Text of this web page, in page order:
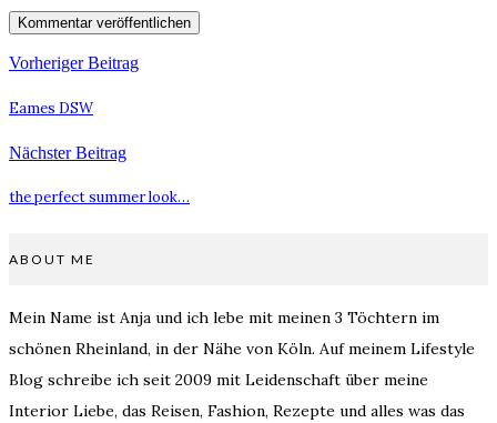
Vorheriger Beitrag
Eames DSW
Nächster Beitrag
the perfect summer look…
ABOUT ME
Mein Name ist Anja und ich lebe mit meinen 3 Töchtern im
schönen Rheinland, in der Nähe von Köln. Auf meinem Lifestyle
Blog schreibe ich seit 2009 mit Leidenschaft über meine
Interior Liebe, das Reisen, Fashion, Rezepte und alles was das